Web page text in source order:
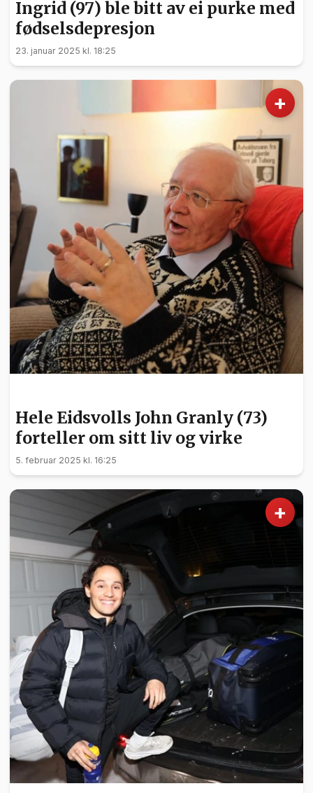
Ingrid (97) ble bitt av ei purke med
fødselsdepresjon
23. januar 2025 kl. 18:25
+
Hele Eidsvolls John Granly (73)
forteller om sitt liv og virke
5. februar 2025 kl. 16:25
+